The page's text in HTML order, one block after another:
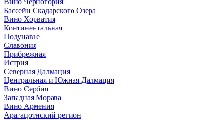
Вино Черногория
Бассейн Скадарского Озера
Вино Хорватия
Континентальная
Подунавье
Славония
Прибрежная
Истрия
Северная Далмация
Центральная и Южная Далмация
Вино Сербия
Западная Морава
Вино Армения
Арагацотнский регион